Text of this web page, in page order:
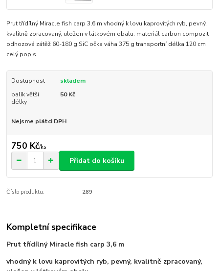
Prut třídílný Miracle fish carp 3,6 m vhodný k lovu kaprovitých ryb, pevný,
kvalitně zpracovaný, uložen v látkovém obalu. materiál carbon compozit
odhozová zátěž 60-180 g SiC očka váha 375 g transportní délka 120 cm
celý popis
Dostupnost
skladem
balík větší
délky
50 Kč
Nejsme plátci DPH
750 Kč/ks
Přidat do košíku
Číslo produktu: 289
Kompletní specifikace
Prut třídílný Miracle fish carp 3,6 m
vhodný k lovu kaprovitých ryb, pevný, kvalitně zpracovaný,